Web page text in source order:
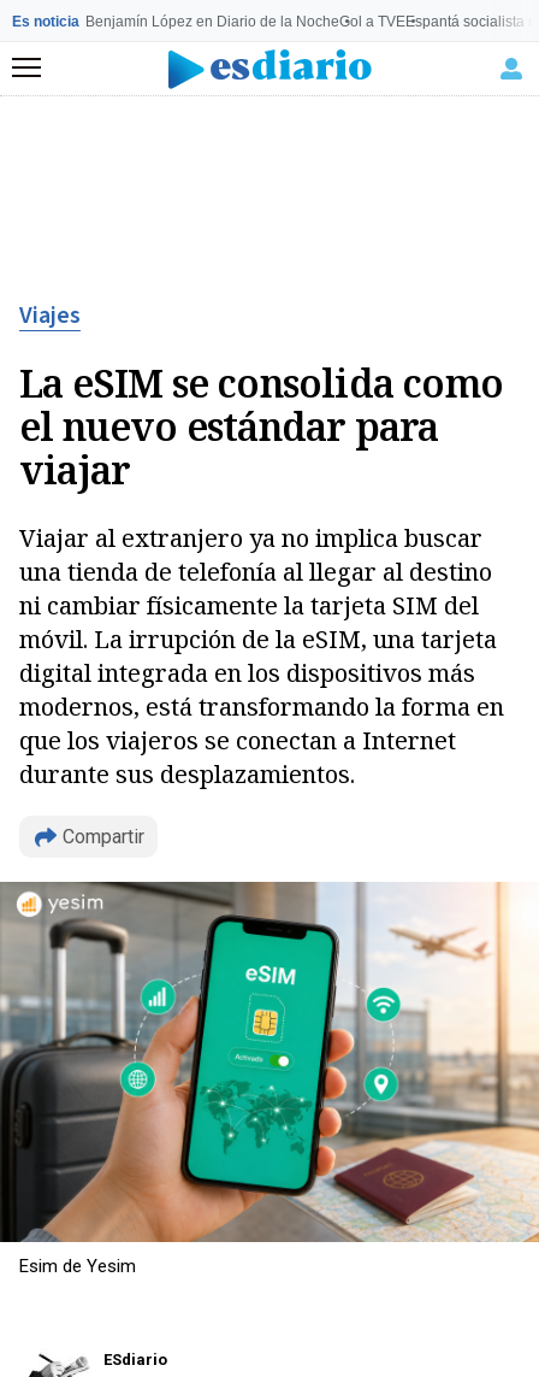
Es noticia Benjamín López en Diario de la NocheGol a TVEEspantá socialista
Menú
Viajes
La eSIM se consolida como
el nuevo estándar para
viajar
Viajar al extranjero ya no implica buscar
una tienda de telefonía al llegar al destino
ni cambiar físicamente la tarjeta SIM del
móvil. La irrupción de la eSIM, una tarjeta
digital integrada en los dispositivos más
modernos, está transformando la forma en
que los viajeros se conectan a Internet
durante sus desplazamientos.
Compartir
Esim de Yesim
ESdiario